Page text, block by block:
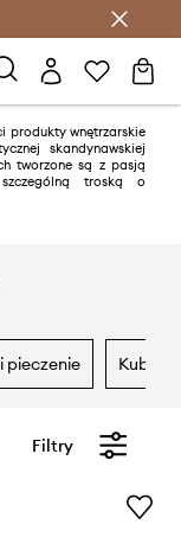
produkty wnętrzarskie
skandynawskiej
tworzone są z pasją
troską o
pieczenie kubki i
Filtry